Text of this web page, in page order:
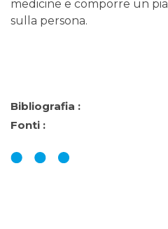
medicine e comporre un
sulla persona.
Bibliografia :
Fonti :